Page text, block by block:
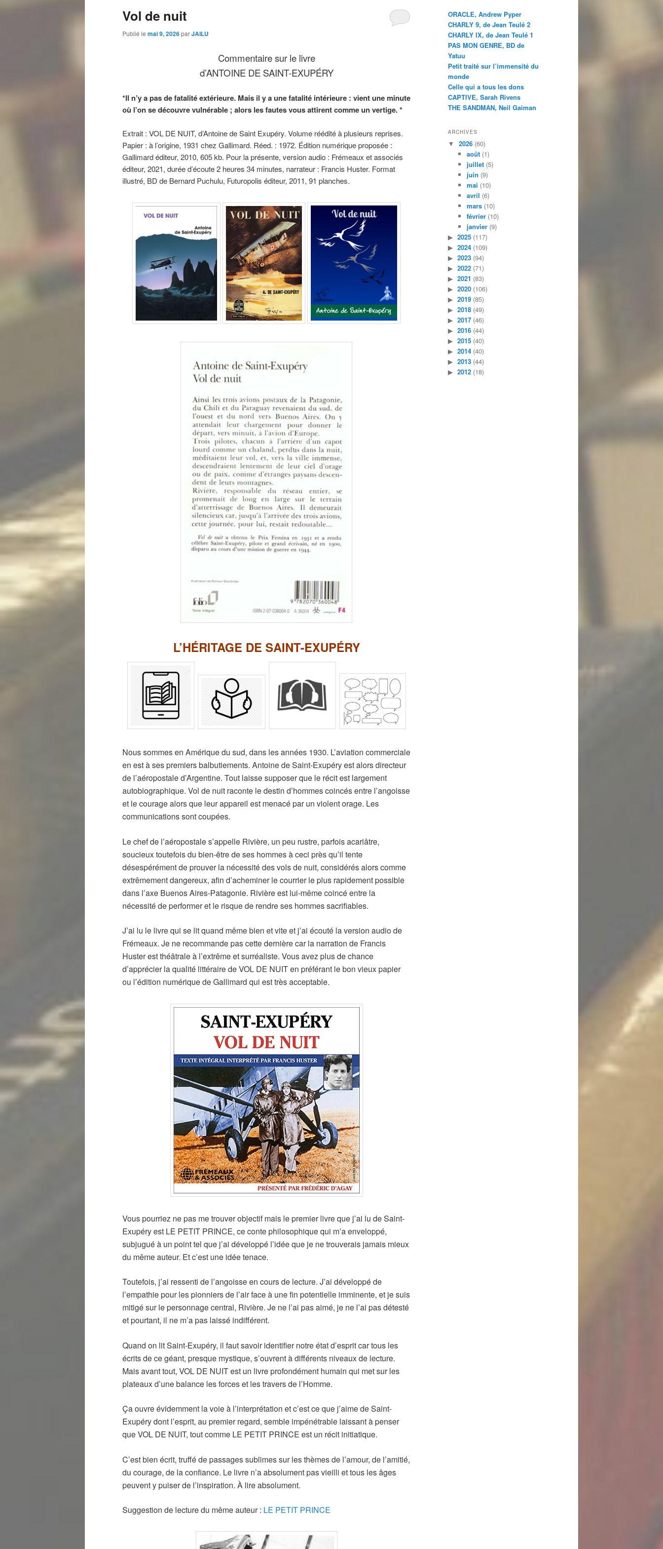
Vol de nuit
Publié le mai 9, 2026parJAILU
Commentaire sur le livre
d’ANTOINE DE SAINT-EXUPÉRY
*Il n’y a pas de fatalité extérieure. Mais il y a une fatalité intérieure : vient une minute
où l’on se découvre vulnérable ; alors les fautes vous attirent comme un vertige. *
Extrait : VOL DE NUIT, d’Antoine de Saint Exupéry. Volume réédité à plusieurs reprises.
Papier : à l’origine, 1931 chez Gallimard. Réed. : 1972. Édition numérique proposée :
Gallimard éditeur, 2010, 605 kb. Pour la présente, version audio : Frémeaux et associés
éditeur, 2021, durée d’écoute 2 heures 34 minutes, narrateur : Francis Huster. Format
illustré, BD de Bernard Puchulu, Futuropolis éditeur, 2011, 91 planches.
L’HÉRITAGE DE SAINT-EXUPÉRY
Nous sommes en Amérique du sud, dans les années 1930. L’aviation commerciale
en est à ses premiers balbutiements. Antoine de Saint-Exupéry est alors directeur
de l’aéropostale d’Argentine. Tout laisse supposer que le récit est largement
autobiographique. Vol de nuit raconte le destin d’hommes coincés entre l’angoisse
et le courage alors que leur appareil est menacé par un violent orage. Les
communications sont coupées.
Le chef de l’aéropostale s’appelle Rivière, un peu rustre, parfois acariâtre,
soucieux toutefois du bien-être de ses hommes à ceci près qu’il tente
désespérément de prouver la nécessité des vols de nuit, considérés alors comme
extrêmement dangereux, afin d’acheminer le courrier le plus rapidement possible
dans l’axe Buenos Aires-Patagonie. Rivière est lui-même coincé entre la
nécessité de performer et le risque de rendre ses hommes sacrifiables.
J’ai lu le livre qui se lit quand même bien et vite et j’ai écouté la version audio de
Frémeaux. Je ne recommande pas cette dernière car la narration de Francis
Huster est théâtrale à l’extrême et surréaliste. Vous avez plus de chance
d’apprécier la qualité littéraire de VOL DE NUIT en préférant le bon vieux papier
ou l’édition numérique de Gallimard qui est très acceptable.
Vous pourriez ne pas me trouver objectif mais le premier livre que j’ai lu de Saint-
Exupéry est LE PETIT PRINCE, ce conte philosophique qui m’a enveloppé,
subjugué à un point tel que j’ai développé l’idée que je ne trouverais jamais mieux
du même auteur. Et c’est une idée tenace.
Toutefois, j’ai ressenti de l’angoisse en cours de lecture. J’ai développé de
l’empathie pour les pionniers de l’air face à une fin potentielle imminente, et je suis
mitigé sur le personnage central, Rivière. Je ne l’ai pas aimé, je ne l’ai pas détesté
et pourtant, il ne m’a pas laissé indifférent.
Quand on lit Saint-Exupéry, il faut savoir identifier notre état d’esprit car tous les
écrits de ce géant, presque mystique, s’ouvrent à différents niveaux de lecture.
Mais avant tout, VOL DE NUIT est un livre profondément humain qui met sur les
plateaux d’une balance les forces et les travers de l’Homme.
Ça ouvre évidemment la voie à l’interprétation et c’est ce que j’aime de Saint-
Exupéry dont l’esprit, au premier regard, semble impénétrable laissant à penser
que VOL DE NUIT, tout comme LE PETIT PRINCE est un récit initiatique.
C’est bien écrit, truffé de passages sublimes sur les thèmes de l’amour, de l’amitié,
du courage, de la confiance. Le livre n’a absolument pas vieilli et tous les âges
peuvent y puiser de l’inspiration. À lire absolument.
Suggestion de lecture du même auteur : LE PETIT PRINCE
ORACLE, Andrew Pyper
CHARLY 9, de Jean Teulé 2
CHARLY IX, de Jean Teulé 1
PAS MON GENRE, BD de
Yatuu
Petit traité sur l’immensité du
monde
Celle qui a tous les dons
CAPTIVE, Sarah Rivens
THE SANDMAN, Neil Gaiman
ARCHIVES
2026 (60)
août(1)
juillet(5)
juin (9)
mai (10)
avril (6)
mars(10)
février(10)
janvier(9)
2025 (117)
2024 (109)
2023 (94)
2022 (71)
2021 (83)
2020 (106)
2019 (85)
2018 (49)
2017 (46)
2016 (44)
2015 (40)
2014 (40)
2013 (44)
2012 (18)